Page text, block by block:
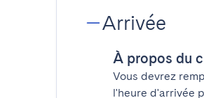
Arrivée
À propos du
Vous devrez
l'heure d'arrivée